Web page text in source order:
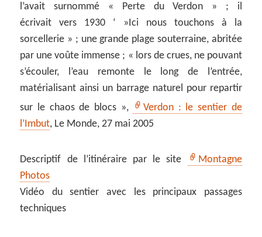
l’avait surnommé « Perte du Verdon » ; il
écrivait vers 1930 ‘ »Ici nous touchons à la
sorcellerie » ; une grande plage souterraine, abritée
par une voûte immense ; « lors de crues, ne pouvant
s’écouler, l’eau remonte le long de l’entrée,
matérialisant ainsi un barrage naturel pour repartir
sur le chaos de blocs »,
Verdon : le sentier de
l’Imbut, Le Monde, 27 mai 2005
Descriptif de l’itinéraire par le site
Montagne
Photos
Vidéo du sentier avec les principaux passages
techniques